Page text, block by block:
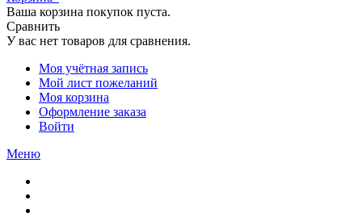
Ваша корзина покупок пуста.
Сравнить
У вас нет товаров для сравнения.
Моя учётная запись
Мой лист пожеланий
Моя корзина
Оформление заказа
Войти
Меню